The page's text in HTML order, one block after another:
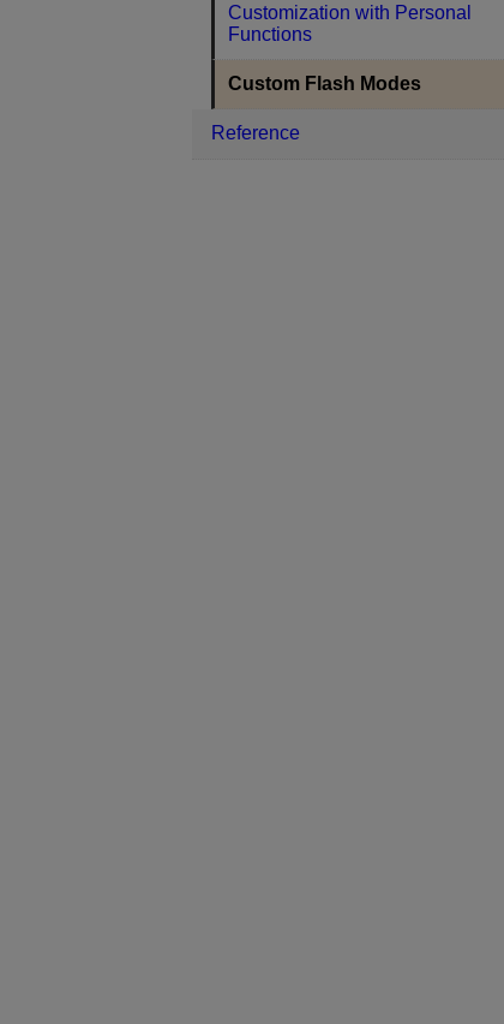
Customization with Personal
Functions
Custom Flash Modes
Reference